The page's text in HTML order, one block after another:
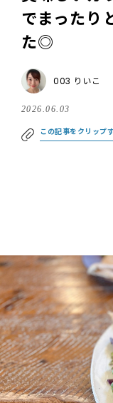
でまったり
た◎
003 りいこ
2026.06.03
この記事をクリップ